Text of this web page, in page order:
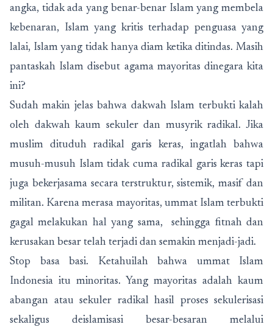
angka, tidak ada yang benar-benar Islam yang membela
kebenaran, Islam yang kritis terhadap penguasa yang
lalai, Islam yang tidak hanya diam ketika ditindas. Masih
pantaskah Islam disebut agama mayoritas dinegara kita
ini?
Sudah makin jelas bahwa dakwah Islam terbukti kalah
oleh dakwah kaum sekuler dan musyrik radikal. Jika
muslim dituduh radikal garis keras, ingatlah bahwa
musuh-musuh Islam tidak cuma radikal garis keras tapi
juga bekerjasama secara terstruktur, sistemik, masif dan
militan. Karena merasa mayoritas, ummat Islam terbukti
gagal melakukan hal yang sama, sehingga fitnah dan
kerusakan besar telah terjadi dan semakin menjadi-jadi.
Stop basa basi. Ketahuilah bahwa ummat Islam
Indonesia itu minoritas. Yang mayoritas adalah kaum
abangan atau sekuler radikal hasil proses sekulerisasi
sekaligus deislamisasi besar-besaran melalui